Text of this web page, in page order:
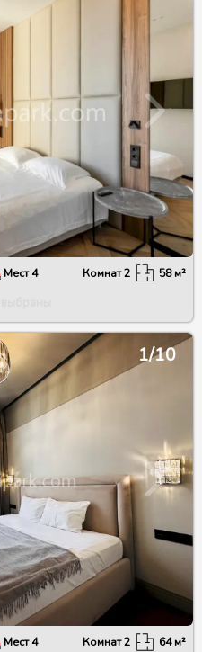
Мест4 Комнат2 58м²
1/10
Мест4 Комнат2 64м²